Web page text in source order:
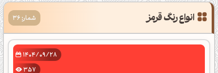
شمار: 36
1404/09/28
357